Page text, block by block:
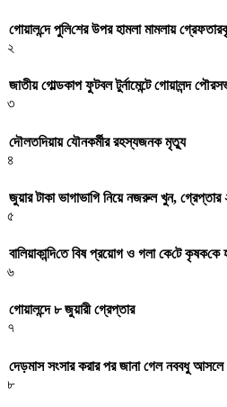
গোয়াল‌ন্দে পু‌লি‌শের উপর হামলা মামলায়
২
জাতীয় গোল্ডকাপ ফুটবল টুর্নামেন্টে গোয়ালন্দ
৩
দৌলতদিয়ায় যৌনকর্মীর রহস্যজনক মৃত্যু
৪
জুয়ার টাকা ভাগাভাগি নিয়ে নজরুল খুন, গ্রেপ্তার
৫
বা‌লিয়াকা‌ন্দি‌তে বিষ প্রয়োগ ও গলা কে‌টে কৃষক‌কে
৬
গোয়ালন্দে ৮ জুয়ারী গ্রেপ্তার
৭
দেড়মাস সংসার করার পর জানা গেল নববধু
৮